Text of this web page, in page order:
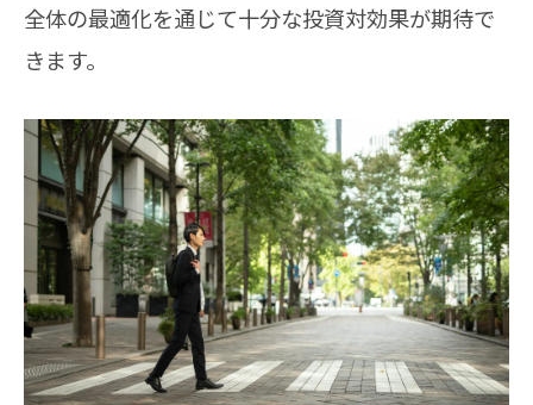
全体の最適化を通じて十分な投資対効果が期待で
きます。